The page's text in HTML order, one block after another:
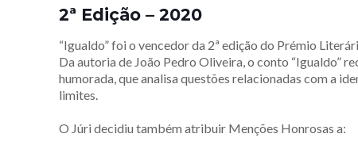
2ª Edição – 2020
“Igualdo” foi o vencedor da 2ª edição do Prémio
Da autoria de João Pedro Oliveira, o conto “Igualdo”
humorada, que analisa questões relacionadas com a
limites.
O Júri decidiu também atribuir Menções Honrosas a: